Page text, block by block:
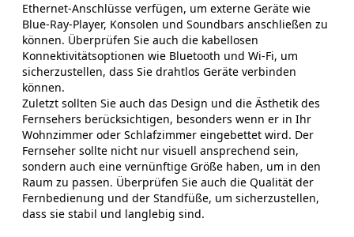
Ethernet-Anschlüsse verfügen, um externe Geräte wie
Blue-Ray-Player, Konsolen und Soundbars anschließen zu
können. Überprüfen Sie auch die kabellosen
Konnektivitätsoptionen wie Bluetooth und Wi-Fi, um
sicherzustellen, dass Sie drahtlos Geräte verbinden
können.
Zuletzt sollten Sie auch das Design und die Ästhetik des
Fernsehers berücksichtigen, besonders wenn er in Ihr
Wohnzimmer oder Schlafzimmer eingebettet wird. Der
Fernseher sollte nicht nur visuell ansprechend sein,
sondern auch eine vernünftige Größe haben, um in den
Raum zu passen. Überprüfen Sie auch die Qualität der
Fernbedienung und der Standfüße, um sicherzustellen,
dass sie stabil und langlebig sind.